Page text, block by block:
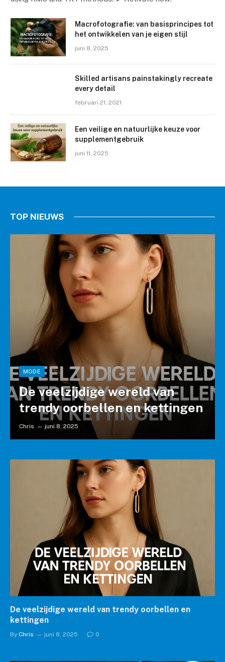
Macrofotografie: van basisprincipes tot
het ontwikkelen van je eigen stijl
juni 8, 2025
Skilled artisans painstakingly recreate
every detail
februari 21, 2021
Een veilige en natuurlijke keuze voor
supplementgebruik
juni 11, 2025
TOP NIEUWS
MODE
De veelzijdige wereld van
trendy oorbellen en kettingen
Chris juni 8, 2025
De veelzijdige wereld van trendy oorbellen en
kettingen
By Chris juni 8, 2025 0